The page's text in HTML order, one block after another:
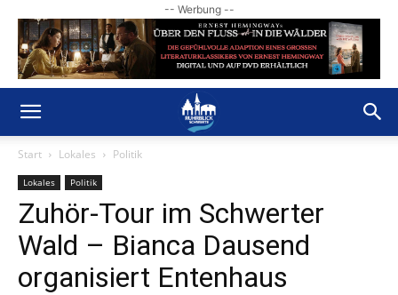
-- Werbung --
Start Lokales Politik
Lokales Politik
Zuhör-Tour im Schwerter
Wald – Bianca Dausend
organisiert Entenhaus